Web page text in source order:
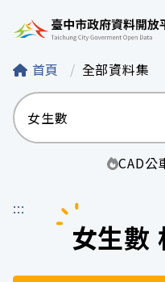
臺中市
首頁 全部資料集
CAD公
:::
女生數